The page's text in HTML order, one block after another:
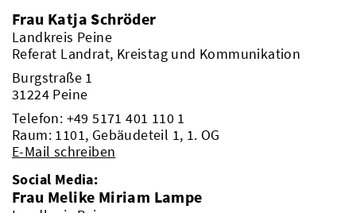
Frau Katja Schröder
Landkreis Peine
Referat Landrat, Kreistag und Kommunikation
Burgstraße 1
31224 Peine
Telefon: +49 5171 401 110 1
Raum: 1101, Gebäudeteil 1, 1. OG
E-Mail schreiben
Social Media:
Frau Melike Miriam Lampe